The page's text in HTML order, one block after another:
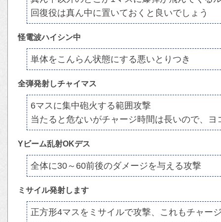
回復役は真ん中に置いておくと良いでしょう
怪電波ハイシン中
単体をこんらん状態にする悪いとりつき
全弾発射しチャイマス
6マスに集中砲火する範囲攻撃
当たると危ないがチャージ時間は長いので、
Yビーム乱射OKデス
全体に30～60前後のダメージを与える攻撃
ミサイル発射します
正方形4マスをミサイルで攻撃、これもチャー